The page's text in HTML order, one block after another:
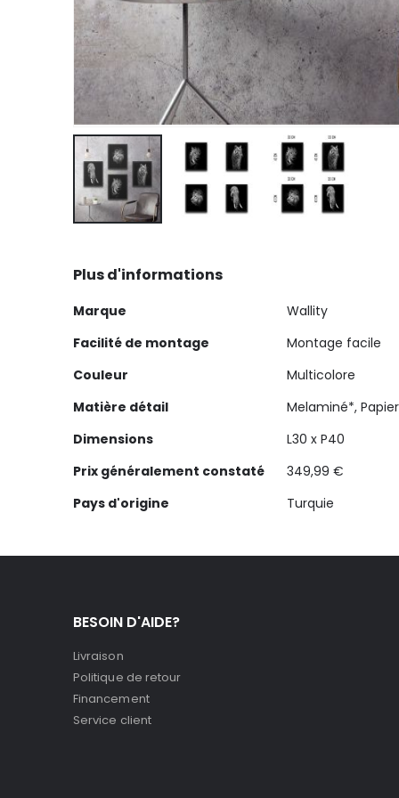
the
of
the
gallery
Plus d'informations
Plus
Marque
Wallity
Facilité de montage
Montage facile
Couleur
Multicolore
Matière détail
Melaminé*, Papier
Dimensions
L30 x P40
Prix généralement constaté
349,99 €
Pays d'origine
Turquie
BESOIN D'AIDE?
Livraison
Politique de retour
Financement
Service client